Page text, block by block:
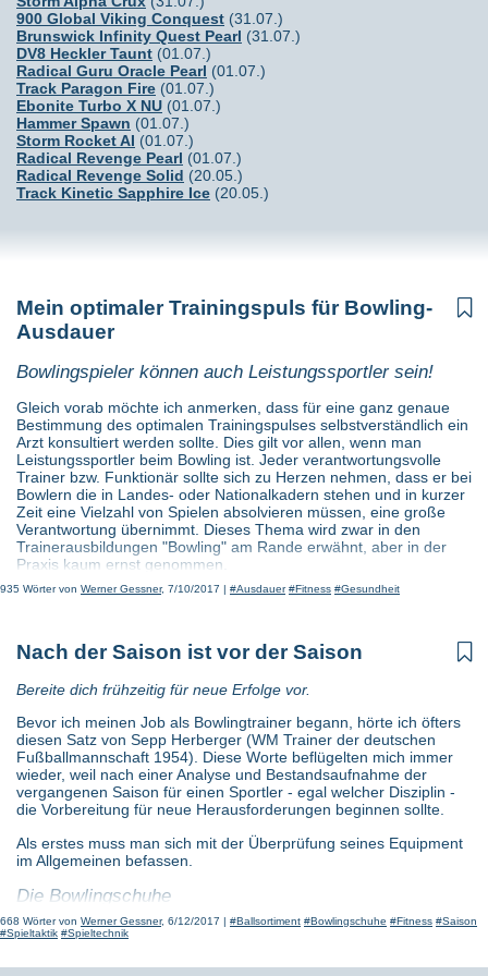
Für ihr Heimtraining habe ich mich mit einem "Physio" beraten,
was er zu diesem Thema zu sagen hat. Er meint:
Ein Fitnesstudio ist oft nicht der richtige Weg, weil dort auf die
Bowlingbelange nicht speziell und vor allem nicht dauerhaft
kontrolliert eingegangen wird.
Seiner Meinung nach kann ein vernünftiges und zielführendes
Training zu Hause zum Teil am besten mit einem Therra Band
(Sanitätshaus mit Endklammern oder z.B. Amazon). Verschiedene
Farben bedeuten unterschiedliche Kraftanforderung. Ich
für das Heimtraining zur Bowler-Fitness. Ich setze das Video
inzwischen bei Trainerausbildung ein. 3x die Woche mit je einem
Tag Pause sind für den Anfang genug. Später könnte man an
Hometraining erforderlich bzw. sinnvoll und welche Übungen sind
für den Bowlingsport besonders wichtig?
neuen Bowlingball. Man hat...
900 Global Viking Conquest (31.07.)
Brunswick Infinity Quest Pearl (31.07.)
DV8 Heckler Taunt (01.07.)
Radical Guru Oracle Pearl (01.07.)
Track Paragon Fire (01.07.)
Ebonite Turbo X NU (01.07.)
Hammer Spawn (01.07.)
Storm Rocket AI (01.07.)
Radical Revenge Pearl (01.07.)
Radical Revenge Solid (20.05.)
Track Kinetic Sapphire Ice (20.05.)

Mein optimaler Trainingspuls für Bowling-
Ausdauer
Bowlingspieler können auch Leistungssportler sein!
Gleich vorab möchte ich anmerken, dass für eine ganz genaue
Bestimmung des optimalen Trainingspulses selbstverständlich ein
Arzt konsultiert werden sollte. Dies gilt vor allen, wenn man
Leistungssportler beim Bowling ist. Jeder verantwortungsvolle
Trainer bzw. Funktionär sollte sich zu Herzen nehmen, dass er bei
Bowlern die in Landes- oder Nationalkadern stehen und in kurzer
Zeit eine Vielzahl von Spielen absolvieren müssen, eine große
Verantwortung übernimmt. Dieses Thema wird zwar in den
Trainerausbildungen "Bowling" am Rande erwähnt, aber in der
Praxis kaum ernst genommen.
Was hat Pulskontrolle mit Fitness zu tun - brauche ich
Eine konsequente Überwachung des eigenen Pulses während
Intensität direkt angepasst werden kann. Wer darauf Wert legt
eine Pulsuhr verwenden. In einer Pulsuhr werden meist zugleich
Strecke, Zeit, Geschwindigkeit Kalorienverbrauch und natürlich
der Puls angezeigt.
Ausgangsbasis für den optimalen Trainingspuls
Wenn man seinen Maximalpuls kennt - dafür braucht es den Arzt
- kann man seinen gewünschten Trainingspuls davon ableiten.
Auch hierfür gibt es eine Faustregel:
Männer: 220 - Lebensalter
Frauen: 226 - Lebensalter
Diese einfache Formel für unseren Maximalpuls ist immer ein
935 Wörter von Werner Gessner, 7/10/2017 | #Ausdauer #Fitness #Gesundheit

Nach der Saison ist vor der Saison
Bereite dich frühzeitig für neue Erfolge vor.
Bevor ich meinen Job als Bowlingtrainer begann, hörte ich öfters
diesen Satz von Sepp Herberger (WM Trainer der deutschen
Fußballmannschaft 1954). Diese Worte beflügelten mich immer
wieder, weil nach einer Analyse und Bestandsaufnahme der
vergangenen Saison für einen Sportler - egal welcher Disziplin -
die Vorbereitung für neue Herausforderungen beginnen sollte.
Als erstes muss man sich mit der Überprüfung seines Equipment
im Allgemeinen befassen.
Die Bowlingschuhe
Ich begann immer mit meinen Bowlingschuhen, die sind eigentlich
auch das am meisten vernachlässigste Teil. Es ist für jeden
668 Wörter von Werner Gessner, 6/12/2017 | #Ballsortiment #Bowlingschuhe #Fitness #Saison
#Spieltaktik #Spieltechnik